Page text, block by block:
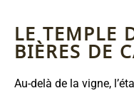
LE TEMPLE
BIÈRES DE
Au-delà de la vigne,